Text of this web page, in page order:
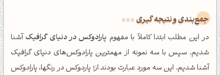
جمع‌بندی و نتیجه گیری
در این مطلب ابتدا کاملاً با مفهوم پارادوکس در دنیای گرافیکآشنا
شدیم. سپس با سه نمونه از مهمترین پارادوکس‌های دنیای گرافیک
آشنا شدیم. این سه مورد عبارت بودند از؛ پاردوکس در رنگها، پارادوکس